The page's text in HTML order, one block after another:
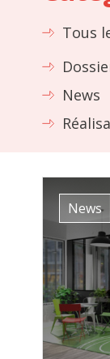
Tous
News
News